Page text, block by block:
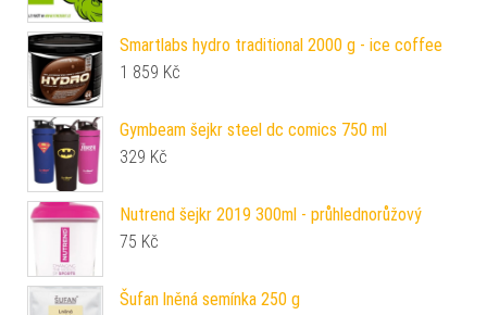
Smartlabs hydro traditional 2000 g - ice coffee
1 859 Kč
Gymbeam šejkr steel dc comics 750 ml
329 Kč
Nutrend šejkr 2019 300ml - průhlednorůžový
75 Kč
Šufan lněná semínka 250 g